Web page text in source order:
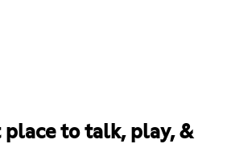
place to talk, play, &